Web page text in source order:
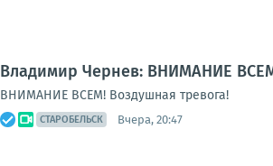
Владимир Чернев: ВНИМАНИЕ
ВНИМАНИЕ ВСЕМ! Воздушная тревога!
СТАРОБЕЛЬСК Вчера, 20:47